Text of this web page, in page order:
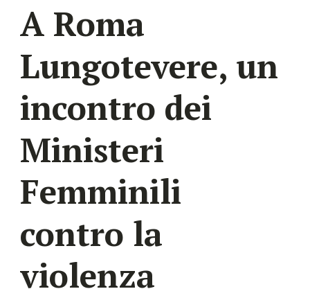
A Roma
Lungotevere, un
incontro dei
Ministeri
Femminili
contro la
violenza